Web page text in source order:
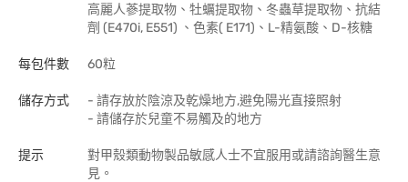
高麗人蔘提取物、牡蠣提取物、冬蟲草提取物、抗結
劑 (E470i, E551) 、色素( E171)、L-精氨酸、D-核糖
每包件數 60粒
儲存方式
- 請存放於陰涼及乾燥地方,避免陽光直接照射
- 請儲存於兒童不易觸及的地方
提示
對甲殼類動物製品敏感人士不宜服用或請諮詢醫生意
見。